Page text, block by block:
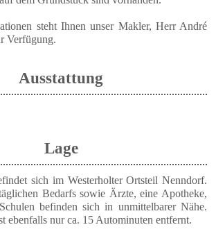
steht Ihnen unser Makler, Herr André
Verfügung.
Ausstattung
Lage
sich im Westerholter Ortsteil Nenndorf.
Bedarfs sowie Ärzte, eine Apotheke,
befinden sich in unmittelbarer Nähe.
ebenfalls nur ca. 15 Autominuten entfernt.